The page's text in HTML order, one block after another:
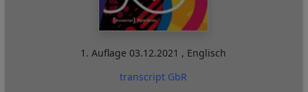
1. Auflage03.12.2021 , Englisch
transcript GbR